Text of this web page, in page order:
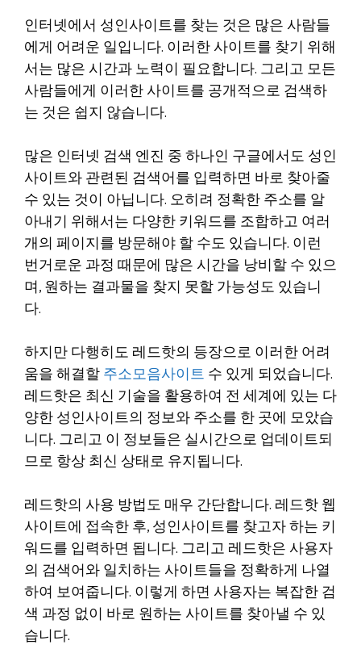
인터넷에서 성인사이트를 찾는 것은 많은 사람들
에게 어려운 일입니다. 이러한 사이트를 찾기 위해
서는 많은 시간과 노력이 필요합니다. 그리고 모든
사람들에게 이러한 사이트를 공개적으로 검색하
는 것은 쉽지 않습니다.
많은 인터넷 검색 엔진 중 하나인 구글에서도 성인
사이트와 관련된 검색어를 입력하면 바로 찾아줄
수 있는 것이 아닙니다. 오히려 정확한 주소를 알
아내기 위해서는 다양한 키워드를 조합하고 여러
개의 페이지를 방문해야 할 수도 있습니다. 이런
번거로운 과정 때문에 많은 시간을 낭비할 수 있으
며, 원하는 결과물을 찾지 못할 가능성도 있습니
다.
하지만 다행히도 레드핫의 등장으로 이러한 어려
움을 해결할주소모음사이트 수 있게 되었습니다.
레드핫은 최신 기술을 활용하여 전 세계에 있는 다
양한 성인사이트의 정보와 주소를 한 곳에 모았습
니다. 그리고 이 정보들은 실시간으로 업데이트되
므로 항상 최신 상태로 유지됩니다.
레드핫의 사용 방법도 매우 간단합니다. 레드핫 웹
사이트에 접속한 후, 성인사이트를 찾고자 하는 키
워드를 입력하면 됩니다. 그리고 레드핫은 사용자
의 검색어와 일치하는 사이트들을 정확하게 나열
하여 보여줍니다. 이렇게 하면 사용자는 복잡한 검
색 과정 없이 바로 원하는 사이트를 찾아낼 수 있
습니다.